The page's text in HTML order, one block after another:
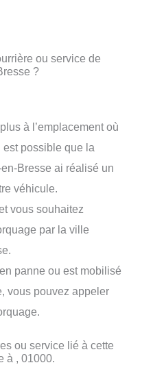
ou service de
?
à l’emplacement où
est possible que la
Bresse ai réalisé un
véhicule.
vous souhaitez
par la ville
panne ou est mobilisé
vous pouvez appeler
ou service lié à cette
à , 01000.